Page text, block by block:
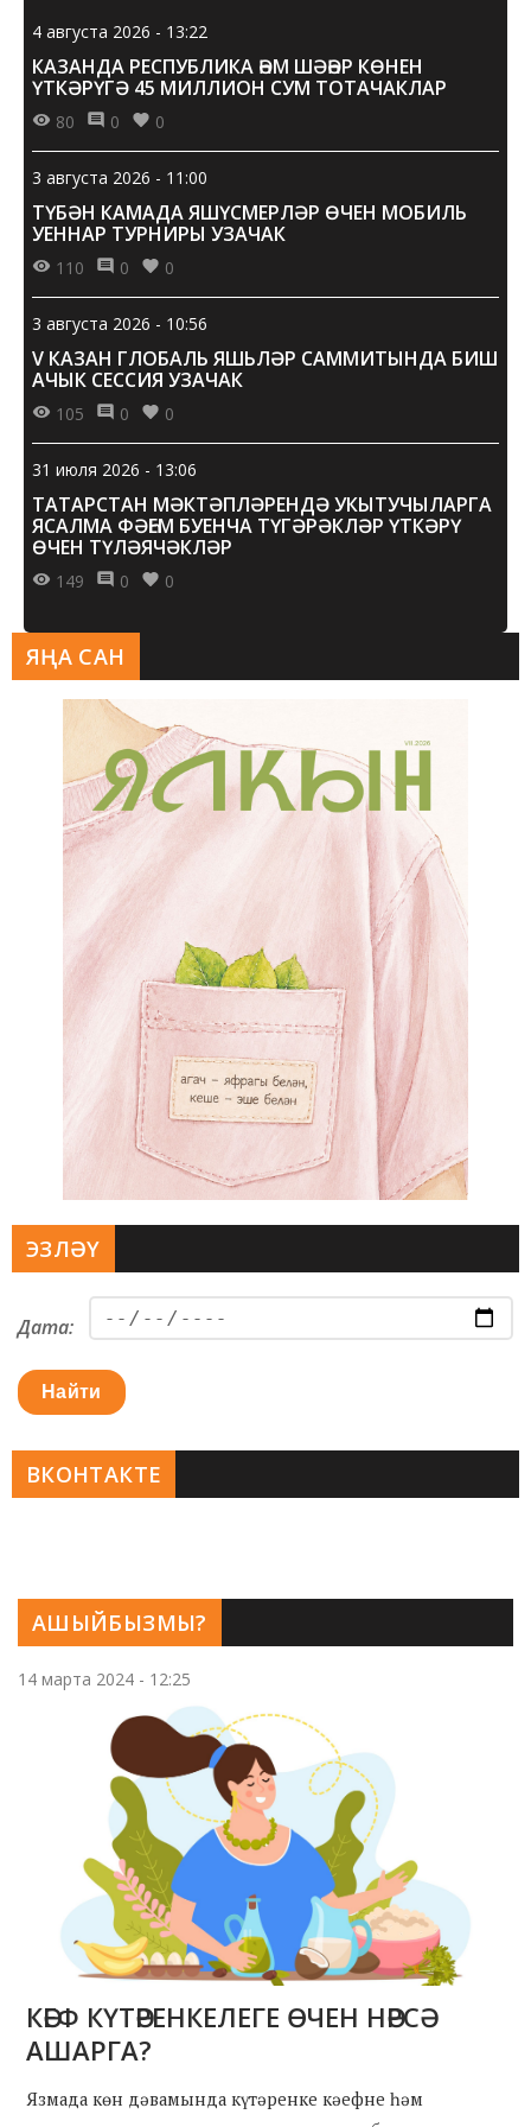
4 августа 2026 - 13:22
КАЗАНДА РЕСПУБЛИКА ҺӘМ ШӘҺӘР КӨНЕН
ҮТКӘРҮГӘ 45 МИЛЛИОН СУМ ТОТАЧАКЛАР
80 0 0
3 августа 2026 - 11:00
ТҮБӘН КАМАДА ЯШҮСМЕРЛӘР ӨЧЕН МОБИЛЬ
УЕННАР ТУРНИРЫ УЗАЧАК
110 0 0
3 августа 2026 - 10:56
V КАЗАН ГЛОБАЛЬ ЯШЬЛӘР САММИТЫНДА БИШ
АЧЫК СЕССИЯ УЗАЧАК
105 0 0
31 июля 2026 - 13:06
ТАТАРСТАН МӘКТӘПЛӘРЕНДӘ УКЫТУЧЫЛАРГА
ЯСАЛМА ФӘҺЕМ БУЕНЧА ТҮГӘРӘКЛӘР ҮТКӘРҮ
ӨЧЕН ТҮЛӘЯЧӘКЛӘР
149 0 0
АШЫЙБЫЗМЫ?
14 марта 2024 - 12:25
КӘЕФ КҮТӘРЕНКЕЛЕГЕ ӨЧЕН НӘРСӘ
АШАРГА?
Язмада көн дәвамында күтәренке кәефне һәм
ЯҢА САН
ЭЗЛӘҮ
Дата:
Найти
ВКОНТАКТЕ